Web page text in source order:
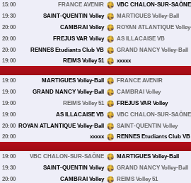
15:00 FRANCE AVENIR
VBC CHALON-SUR-SAÔNE
19:30 SAINT-QUENTIN Volley
MARTIGUES Volley-Ball
20:00 CAMBRAI Volley
ROYAN ATLANTIQUE
20:00 FREJUS VAR Volley
AS ILLACAISE VB
20:00 RENNES Etudiants Club VB
GRAND NANCY Volley-Ball
19:00 REIMS Volley 51
xxxxx
19:00 MARTIGUES Volley-Ball
FRANCE AVENIR
19:00 GRAND NANCY Volley-Ball
CAMBRAI Volley
19:00 REIMS Volley 51
FREJUS VAR Volley
19:00 AS ILLACAISE VB
VBC CHALON-SUR-SAÔNE
20:00 ROYAN ATLANTIQUE Volley-Ball
SAINT-QUENTIN Volley
20:00 xxxxx
RENNES Etudiants Club VB
19:00 VBC CHALON-SUR-SAÔNE
MARTIGUES Volley-Ball
19:30 SAINT-QUENTIN Volley
GRAND NANCY Volley-Ball
20:00 CAMBRAI Volley
REIMS Volley 51